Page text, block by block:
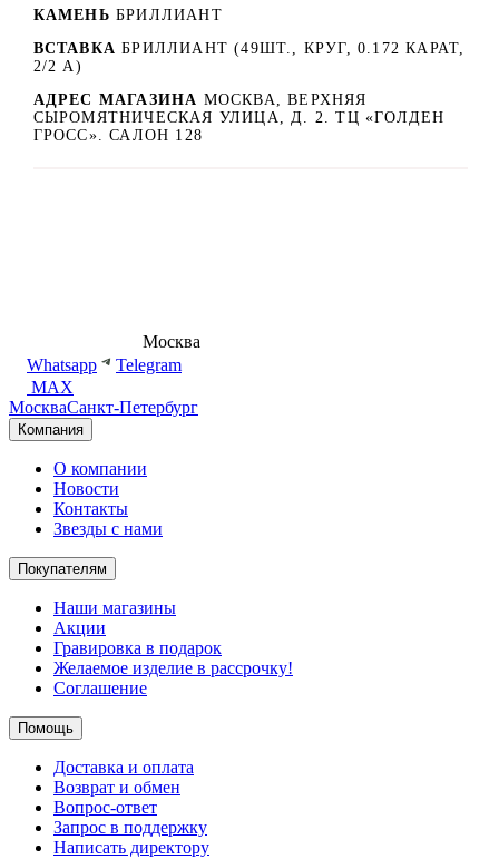
КАМЕНЬ БРИЛЛИАНТ
ВСТАВКА БРИЛЛИАНТ (49ШТ., КРУГ, 0.172 КАРАТ,
2/2 А)
АДРЕС МАГАЗИНА МОСКВА, ВЕРХНЯЯ
СЫРОМЯТНИЧЕСКАЯ УЛИЦА, Д. 2. ТЦ «ГОЛДЕН
ГРОСС». САЛОН 128
Москва
Whatsapp
Telegram
MAX
МоскваСанкт-Петербург
Компания
О компании
Новости
Контакты
Звезды с нами
Покупателям
Наши магазины
Акции
Гравировка в подарок
Желаемое изделие в рассрочку!
Соглашение
Помощь
Доставка и оплата
Возврат и обмен
Вопрос-ответ
Запрос в поддержку
Написать директору